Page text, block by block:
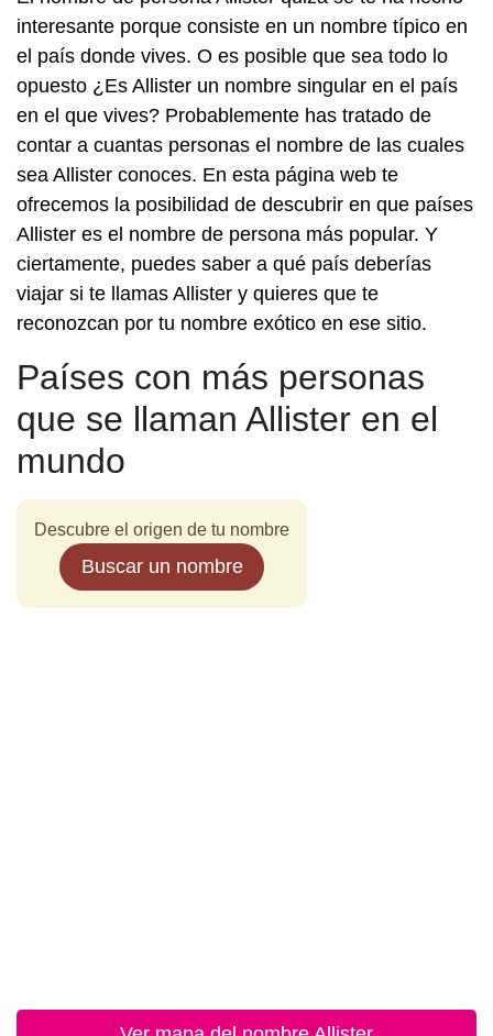
interesante porque consiste en un nombre típico en
el país donde vives. O es posible que sea todo lo
opuesto ¿Es Allister un nombre singular en el país
en el que vives? Probablemente has tratado de
contar a cuantas personas el nombre de las cuales
sea Allister conoces. En esta página web te
ofrecemos la posibilidad de descubrir en que países
Allister es el nombre de persona más popular. Y
ciertamente, puedes saber a qué país deberías
viajar si te llamas Allister y quieres que te
reconozcan por tu nombre exótico en ese sitio.
Países con más personas
que se llaman Allister en el
mundo
Descubre el origen de tu nombre
Buscar un nombre